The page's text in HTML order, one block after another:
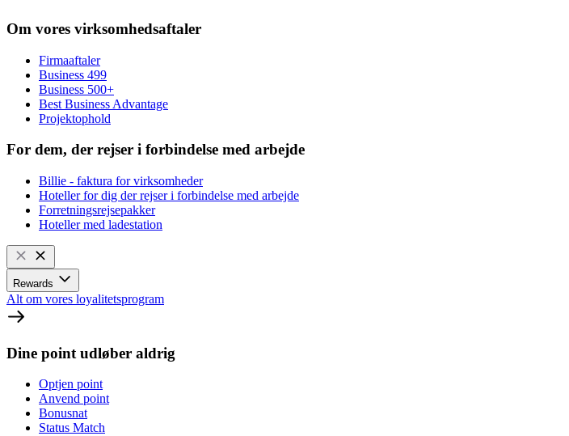
Om vores virksomhedsaftaler
Firmaaftaler
Business 499
Business 500+
Best Business Advantage
Projektophold
For dem, der rejser i forbindelse med arbejde
Billie - faktura for virksomheder
Hoteller for dig der rejser i forbindelse med arbejde
Forretningsrejsepakker
Hoteller med ladestation
Rewards
Alt om vores loyalitetsprogram
Dine point udløber aldrig
Optjen point
Anvend point
Bonusnat
Status Match